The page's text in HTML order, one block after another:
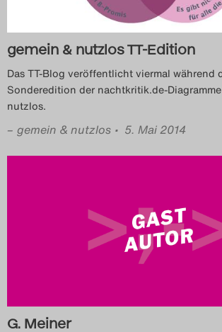
2023
Das
2024
Das
2025
Archiv
Search
gemein & nutzlos TT-Edition
Das TT-Blog veröffentlicht viermal während
Sonderedition der nachtkritik.de-
nutzlos.
– gemein & nutzlos • 5. Mai 2014
G. Meiner